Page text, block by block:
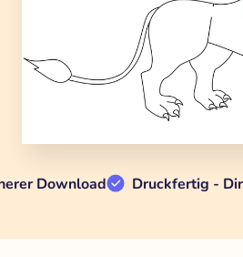
Download Druckfertig -